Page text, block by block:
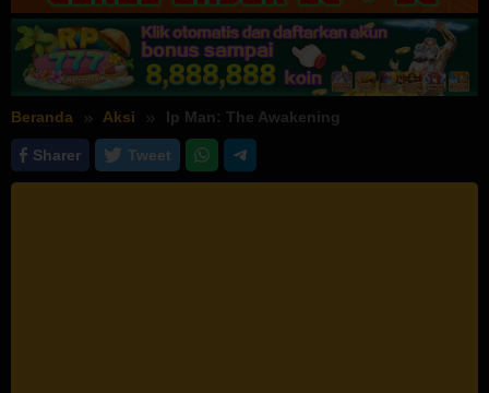
Beranda Aksi Ip Man: The Awakening
Sharer Tweet